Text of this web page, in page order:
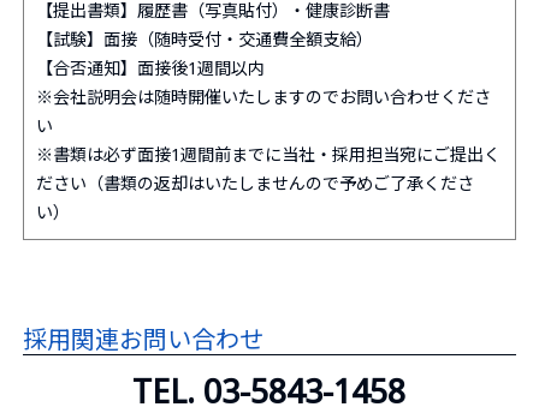
【提出書類】履歴書（写真貼付）・健康診断書
【試験】面接（随時受付・交通費全額支給）
【合否通知】面接後1週間以内
※会社説明会は随時開催いたしますのでお問い合わせくださ
い
※書類は必ず面接1週間前までに当社・採用担当宛にご提出く
ださい（書類の返却はいたしませんので予めご了承くださ
い）
採用関連お問い合わせ
TEL. 03-5843-1458